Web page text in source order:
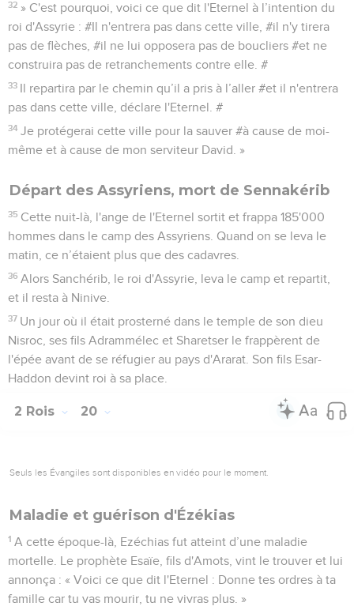
32 » C'est pourquoi, voici ce que dit l'Eternel à l’intention du
roi d'Assyrie : #Il n'entrera pas dans cette ville, #il n'y tirera
pas de flèches, #il ne lui opposera pas de boucliers #et ne
construira pas de retranchements contre elle. #
33 Il repartira par le chemin qu’il a pris à l’aller #et il n'entrera
pas dans cette ville, déclare l'Eternel. #
34 Je protégerai cette ville pour la sauver #à cause de moi-
même et à cause de mon serviteur David. »
Départ des Assyriens, mort de Sennakérib
35 Cette nuit-là, l'ange de l'Eternel sortit et frappa 185'000
hommes dans le camp des Assyriens. Quand on se leva le
matin, ce n’étaient plus que des cadavres.
36 Alors Sanchérib, le roi d'Assyrie, leva le camp et repartit,
et il resta à Ninive.
37 Un jour où il était prosterné dans le temple de son dieu
Nisroc, ses fils Adrammélec et Sharetser le frappèrent de
l'épée avant de se réfugier au pays d'Ararat. Son fils Esar-
Haddon devint roi à sa place.
2 Rois 20
Seuls les Évangiles sont disponibles en vidéo pour le moment.
Maladie et guérison d'Ézékias
1 A cette époque-là, Ezéchias fut atteint d’une maladie
mortelle. Le prophète Esaïe, fils d'Amots, vint le trouver et lui
annonça : « Voici ce que dit l'Eternel : Donne tes ordres à ta
famille car tu vas mourir, tu ne vivras plus. »